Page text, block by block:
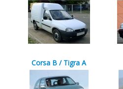
Corsa B / Tigra A